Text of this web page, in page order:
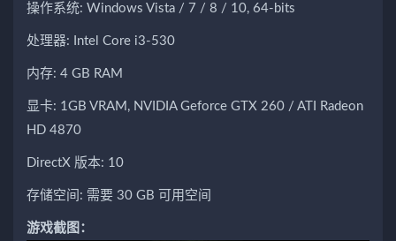
操作系统: Windows Vista / 7 / 8 / 10, 64-bits
处理器: Intel Core i3-530
内存: 4 GB RAM
显卡: 1GB VRAM, NVIDIA Geforce GTX 260 / ATI Radeon
HD 4870
DirectX 版本: 10
存储空间: 需要 30 GB 可用空间
游戏截图：